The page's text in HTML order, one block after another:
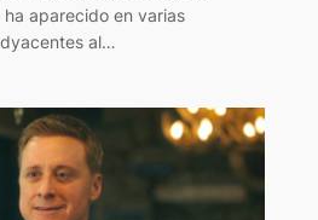
aparecido en varias
al…